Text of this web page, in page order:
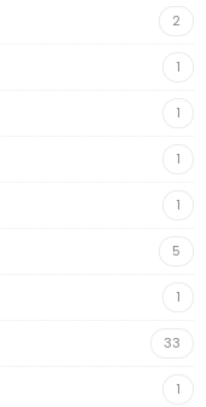
2
1
1
1
1
5
1
33
1